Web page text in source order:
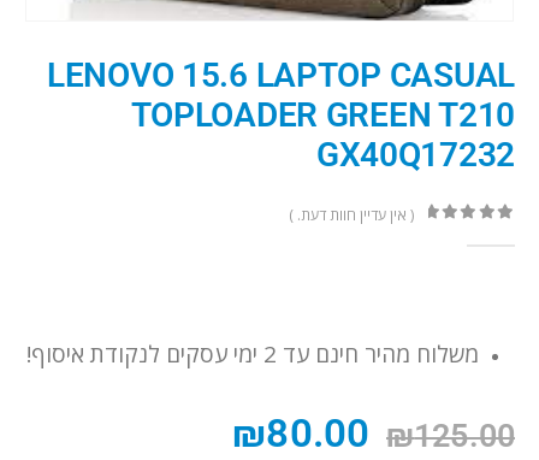
LENOVO 15.6 LAPTOP CASUAL
TOPLOADER GREEN T210
GX40Q17232
( אין עדיין חוות דעת. )
משלוח מהיר חינם עד 2 ימי עסקים לנקודת איסוף!
₪125.00
₪80.00